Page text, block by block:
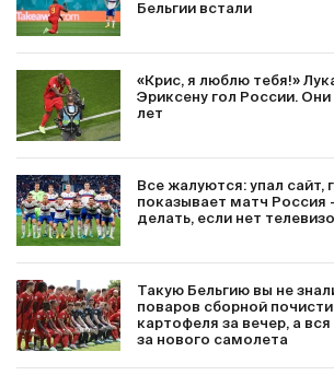
Бельгии встали
«Крис, я люблю тебя!»
Эриксену гол России.
лет
Все жалуются: упал сайт,
показывает матч Россия
делать, если нет
Такую Бельгию вы не
поваров сборной
картофеля за вечер, а
за нового самолета